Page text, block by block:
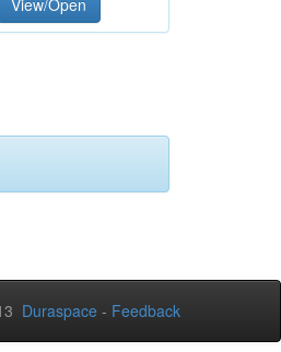
View/Open
Duraspace - Feedback